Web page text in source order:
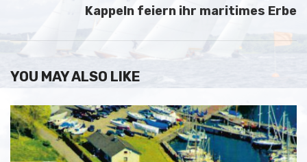
Kappeln feiern ihr maritimes Erbe
YOU MAY ALSO LIKE